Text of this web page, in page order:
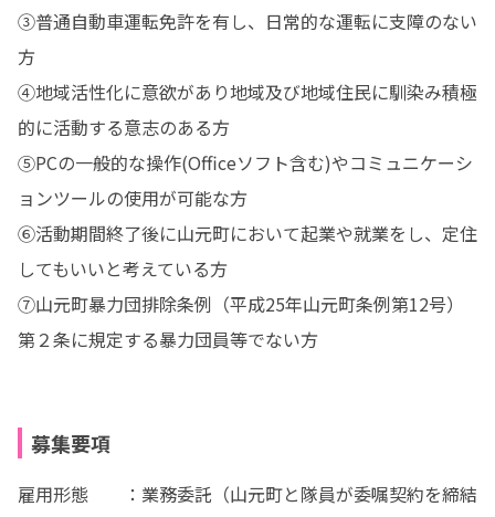
③普通自動車運転免許を有し、日常的な運転に支障のない
方
④地域活性化に意欲があり地域及び地域住民に馴染み積極
的に活動する意志のある方
⑤PCの一般的な操作(Officeソフト含む)やコミュニケーシ
ョンツールの使用が可能な方
⑥活動期間終了後に山元町において起業や就業をし、定住
してもいいと考えている方
⑦山元町暴力団排除条例（平成25年山元町条例第12号）
第２条に規定する暴力団員等でない方
募集要項
雇用形態　　：業務委託（山元町と隊員が委嘱契約を締結